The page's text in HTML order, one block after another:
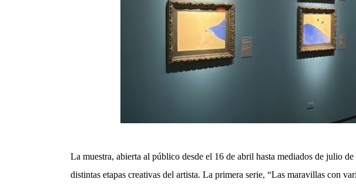
La muestra, abierta al público desde el 16 de abril hasta mediados de julio
distintas etapas creativas del artista. La primera serie, “Las maravillas con